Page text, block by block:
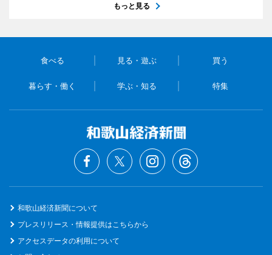
もっと見る
食べる 見る・遊ぶ 買う
暮らす・働く 学ぶ・知る 特集
和歌山経済新聞について
プレスリリース・情報提供はこちらから
アクセスデータの利用について